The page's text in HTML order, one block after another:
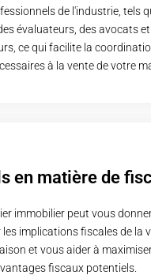
de l'industrie, tels
évaluateurs, des avocats
ce qui facilite la
à la vente de votre
en matière de
immobilier peut vous
implications fiscales de la
et vous aider à
fiscaux potentiels.